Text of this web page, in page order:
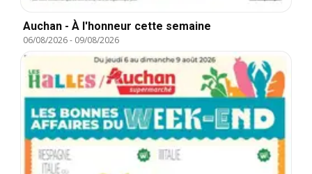
Auchan - À l'honneur cette semaine
06/08/2026- 09/08/2026